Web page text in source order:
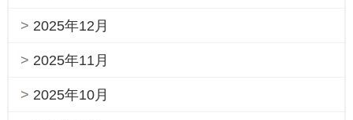
2025年12月
2025年11月
2025年10月